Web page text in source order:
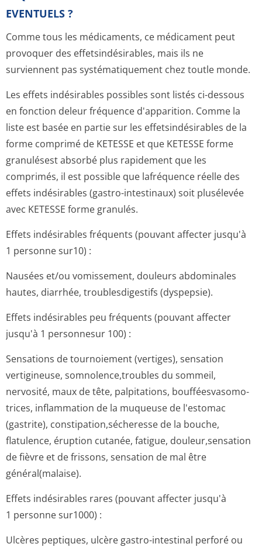
EVENTUELS ?
Comme tous les médicaments, ce médicament peut
provoquer des effetsindésirables, mais ils ne
surviennent pas systématiquement chez toutle monde.
Les effets indésirables possibles sont listés ci-dessous
en fonction deleur fréquence d'apparition. Comme la
liste est basée en partie sur les effetsindésirables de la
forme comprimé de KETESSE et que KETESSE forme
granulésest absorbé plus rapidement que les
comprimés, il est possible que lafréquence réelle des
effets indésirables (gastro-intestinaux) soit plusélevée
avec KETESSE forme granulés.
Effets indésirables fréquents (pouvant affecter jusqu'à
1 personne sur10) :
Nausées et/ou vomissement, douleurs abdominales
hautes, diarrhée, troublesdigestifs (dyspepsie).
Effets indésirables peu fréquents (pouvant affecter
jusqu'à 1 personnesur 100) :
Sensations de tournoiement (vertiges), sensation
vertigineuse, somnolence,troubles du sommeil,
nervosité, maux de tête, palpitations, boufféesvasomo­
trices, inflammation de la muqueuse de l'estomac
(gastrite), constipation,séche­resse de la bouche,
flatulence, éruption cutanée, fatigue, douleur,sensation
de fièvre et de frissons, sensation de mal être
général(malaise).
Effets indésirables rares (pouvant affecter jusqu'à
1 personne sur1000) :
Ulcères peptiques, ulcère gastro-intestinal perforé ou